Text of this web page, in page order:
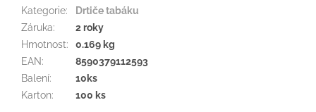
Kategorie:
Drtiče tabáku
Záruka:
2 roky
Hmotnost:
0.169 kg
EAN:
8590379112593
Balení:
10ks
Karton: 100 ks